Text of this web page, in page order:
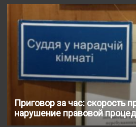
Приговор за час: скорость
нарушение правовой